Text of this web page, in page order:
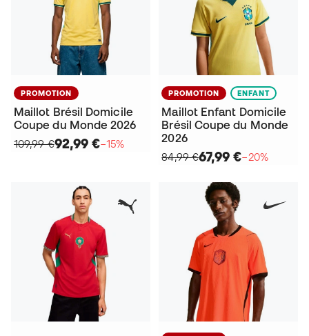
PROMOTION
Maillot Brésil Domicile
Coupe du Monde 2026
109,99 €92,99 €−15%
PROMOTION ENFANT
Maillot Enfant Domicile
Brésil Coupe du Monde
2026
84,99 €67,99 €−20%